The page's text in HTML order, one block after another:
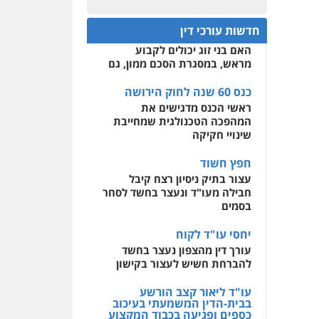
פלילי פשיעה חמורה
צווארון לבן
וחקירות
0502228917
עו"ד מוחמד סביחאת
פלילי תעבורה פשיעה
כלכלית
0525077716
עו"ד יניב זוסמן
פלילי כלכלי פשיעה
חמורה מעצרים וחקירות
0525199949
עו"ד אמיר נאטור
פלילי פשיעה חמורה
צווארון לבן מעצרים
0543326767
0522508109
אחסון אתרים
מהירות הגנה גיבוי
לעורכי דין
מרכז התחלה חדשה
שירותים מקצועיים לעורכי
דין
0544500346
חדשות עורכי דין
המתח שבין חוק יחסי ממון
לבין חוק הירושה
האם בני זוג יכולים לקבוע
מראש, במסגרת הסכם ממון, גם
כנס 60 שנה לחוק הירושה
ראשי הכנס מדגישים את
המהפכה הטכנולגית שמחייבת
שינויי חקיקה
חפץ חשוד
עצור בתיק ניסיון רצח קיבל
חבילה מעו"ד ונעצר בחשד לסחר
בסמים
יחסי עו"ד לקוח
עורך דין מהצפון נעצר בחשד
להברחת חשיש לעצור בקישון
עו"ד ליאור קצב הורשע
בבית-הדין המשמעתי בעיכוב
כספים ופגיעה בכבוד המקצוע